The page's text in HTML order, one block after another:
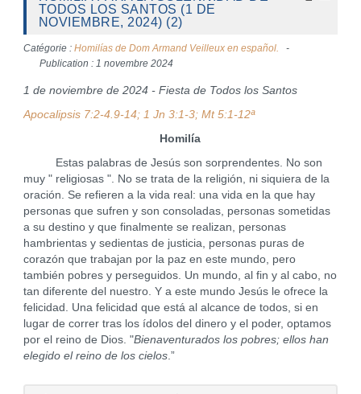
TODOS LOS SANTOS (1 DE
NOVIEMBRE, 2024) (2)
Catégorie : Homilías de Dom Armand Veilleux en español.
Publication : 1 novembre 2024
1 de noviembre de 2024 - Fiesta de Todos los Santos
Apocalipsis 7:2-4.9-14; 1 Jn 3:1-3; Mt 5:1-12ª
Homilía
Estas palabras de Jesús son sorprendentes. No son
muy " religiosas ". No se trata de la religión, ni siquiera de la
oración. Se refieren a la vida real: una vida en la que hay
personas que sufren y son consoladas, personas sometidas
a su destino y que finalmente se realizan, personas
hambrientas y sedientas de justicia, personas puras de
corazón que trabajan por la paz en este mundo, pero
también pobres y perseguidos. Un mundo, al fin y al cabo, no
tan diferente del nuestro. Y a este mundo Jesús le ofrece la
felicidad. Una felicidad que está al alcance de todos, si en
lugar de correr tras los ídolos del dinero y el poder, optamos
por el reino de Dios. "Bienaventurados los pobres; ellos han
elegido el reino de los cielos.”